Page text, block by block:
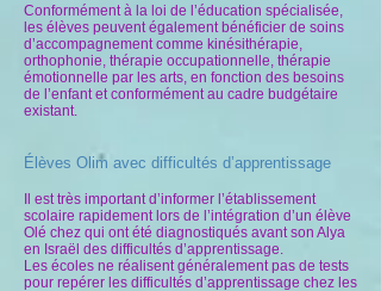
Conformément à la loi de l’éducation spécialisée,
les élèves peuvent également bénéficier de soins
d’accompagnement comme kinésithérapie,
orthophonie, thérapie occupationnelle, thérapie
émotionnelle par les arts, en fonction des besoins
de l’enfant et conformément au cadre budgétaire
existant.
Élèves Olim avec difficultés d’apprentissage
Il est très important d’informer l’établissement
scolaire rapidement lors de l’intégration d’un élève
Olé chez qui ont été diagnostiqués avant son Alya
en Israël des difficultés d’apprentissage.
Les écoles ne réalisent généralement pas de tests
pour repérer les difficultés d’apprentissage chez les